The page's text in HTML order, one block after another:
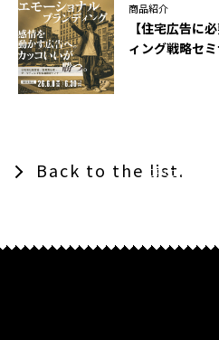
商品紹介
【住宅広告に
ィング戦略セミ
Back to the list.
TOPでコナミコ